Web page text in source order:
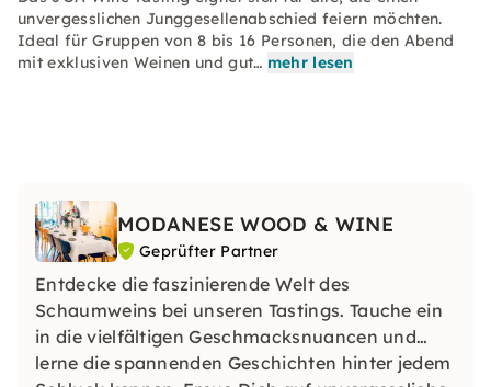
unvergesslichen Junggesellenabschied feiern möchten.
Ideal für Gruppen von 8 bis 16 Personen, die den Abend
mit exklusiven Weinen und gut… mehr lesen
MODANESE WOOD & WINE
Geprüfter Partner
Entdecke die faszinierende Welt des
Schaumweins bei unseren Tastings. Tauche ein
in die vielfältigen Geschmacksnuancen und
lerne die spannenden Geschichten hinter jedem